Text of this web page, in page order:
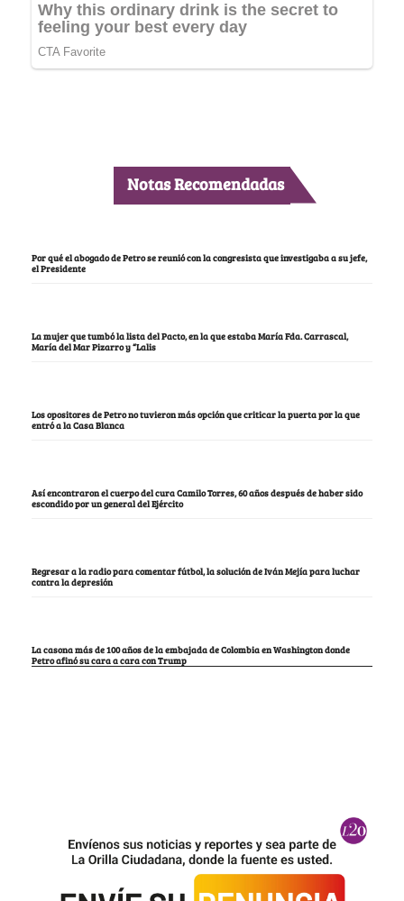
Notas Recomendadas
Por qué el abogado de Petro se reunió con la congresista que investigaba a su jefe,
el Presidente
La mujer que tumbó la lista del Pacto, en la que estaba María Fda. Carrascal,
María del Mar Pizarro y “Lalis
Los opositores de Petro no tuvieron más opción que criticar la puerta por la que
entró a la Casa Blanca
Así encontraron el cuerpo del cura Camilo Torres, 60 años después de haber sido
escondido por un general del Ejército
Regresar a la radio para comentar fútbol, la solución de Iván Mejía para luchar
contra la depresión
La casona más de 100 años de la embajada de Colombia en Washington donde
Petro afinó su cara a cara con Trump